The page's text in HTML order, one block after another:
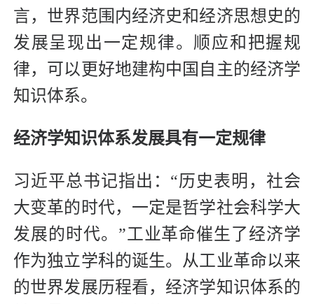
言，世界范围内经济史和经济思想史的
发展呈现出一定规律。顺应和把握规
律，可以更好地建构中国自主的经济学
知识体系。
经济学知识体系发展具有一定规律
习近平总书记指出：“历史表明，社会
大变革的时代，一定是哲学社会科学大
发展的时代。”工业革命催生了经济学
作为独立学科的诞生。从工业革命以来
的世界发展历程看，经济学知识体系的